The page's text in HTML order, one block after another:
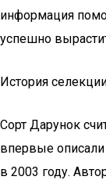
информация
успешно
История
Сорт Дарунок
впервые описали
в 2003 году.